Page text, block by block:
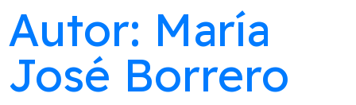
Autor: María
José Borrero